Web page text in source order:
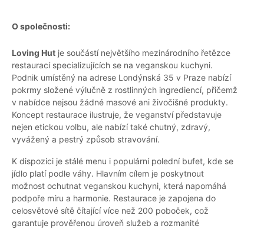
O společnosti:
Loving Hut je součástí největšího mezinárodního řetězce
restaurací specializujících se na veganskou kuchyni.
Podnik umístěný na adrese Londýnská 35 v Praze nabízí
pokrmy složené výlučně z rostlinných ingrediencí, přičemž
v nabídce nejsou žádné masové ani živočišné produkty.
Koncept restaurace ilustruje, že veganství představuje
nejen etickou volbu, ale nabízí také chutný, zdravý,
vyvážený a pestrý způsob stravování.
K dispozici je stálé menu i populární polední bufet, kde se
jídlo platí podle váhy. Hlavním cílem je poskytnout
možnost ochutnat veganskou kuchyni, která napomáhá
podpoře míru a harmonie. Restaurace je zapojena do
celosvětové sítě čítající více než 200 poboček, což
garantuje prověřenou úroveň služeb a rozmanité